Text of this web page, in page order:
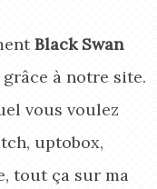
Black Swan
à notre site.
vous voulez
uptobox,
tout ça sur ma